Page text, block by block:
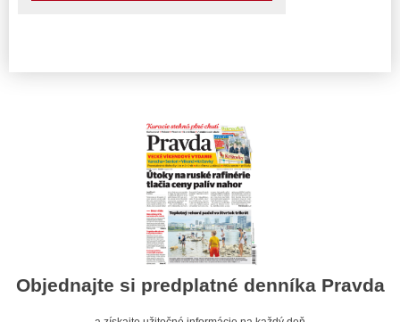
Objednajte si predplatné denníka Pravda